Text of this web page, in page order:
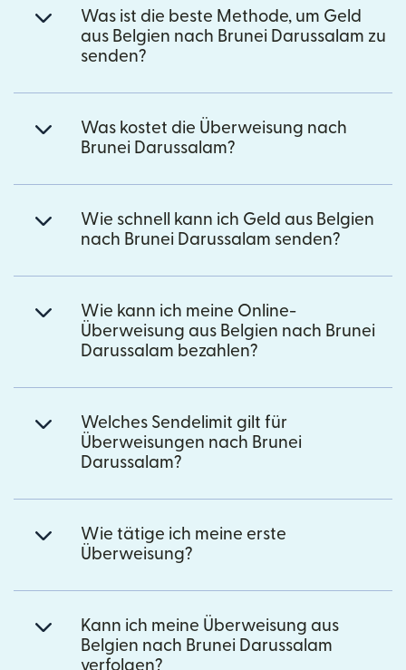
Was ist die beste Methode, um Geld
aus Belgien nach Brunei Darussalam zu
senden?
Was kostet die Überweisung nach
Brunei Darussalam?
Wie schnell kann ich Geld aus Belgien
nach Brunei Darussalam senden?
Wie kann ich meine Online-
Überweisung aus Belgien nach Brunei
Darussalam bezahlen?
Welches Sendelimit gilt für
Überweisungen nach Brunei
Darussalam?
Wie tätige ich meine erste
Überweisung?
Kann ich meine Überweisung aus
Belgien nach Brunei Darussalam
verfolgen?